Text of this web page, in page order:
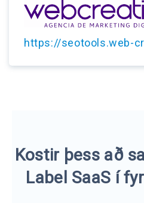
https://seotools.web-
Kostir þess að
Label SaaS í